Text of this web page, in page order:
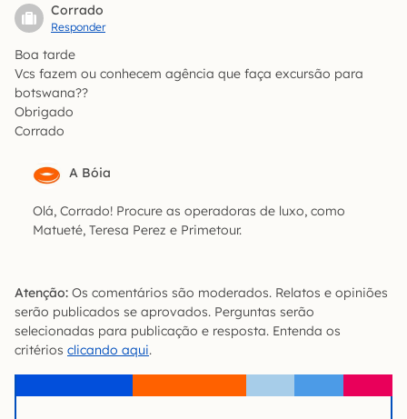
Corrado
Responder
Boa tarde
Vcs fazem ou conhecem agência que faça excursão para
botswana??
Obrigado
Corrado
A Bóia
Olá, Corrado! Procure as operadoras de luxo, como
Matueté, Teresa Perez e Primetour.
Atenção: Os comentários são moderados. Relatos e opiniões
serão publicados se aprovados. Perguntas serão
selecionadas para publicação e resposta. Entenda os
critérios clicando aqui.